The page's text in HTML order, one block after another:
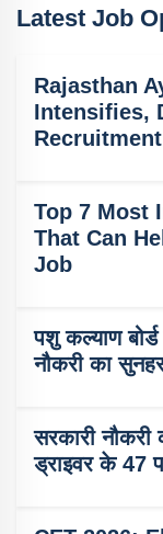
Latest Job
Rajasthan
Intensifies,
Top 7 Most
That Can
Job
पशु कल्याण
नौकरी का
सरकारी नौकरी
ड्राइवर के 47